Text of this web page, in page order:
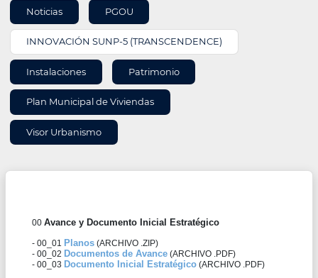
INFORMACIÓN
DE
ÁREA
Noticias PGOU
INNOVACIÓN SUNP-5 (TRANSCENDENCE)
Instalaciones Patrimonio
Plan Municipal de Viviendas
Visor Urbanismo
00 Avance y Documento Inicial Estratégico
- 00_01 Planos(ARCHIVO .ZIP)
- 00_02 Documentos de Avance(ARCHIVO .PDF)
- 00_03 Documento Inicial Estratégico(ARCHIVO .PDF)